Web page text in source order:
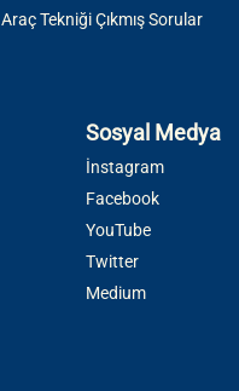
Araç Tekniği Çıkmış Sorular
Sosyal Medya
İnstagram
Facebook
YouTube
Twitter
Medium